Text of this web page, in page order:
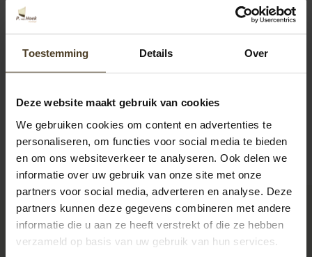
Toestemming Details Over
Deze website maakt gebruik van cookies
We gebruiken cookies om content en advertenties te
personaliseren, om functies voor social media te bieden
en om ons websiteverkeer te analyseren. Ook delen we
informatie over uw gebruik van onze site met onze
partners voor social media, adverteren en analyse. Deze
partners kunnen deze gegevens combineren met andere
informatie die u aan ze heeft verstrekt of die ze hebben
verzameld op basis van uw gebruik van hun services.
Planning was een uitdaging, uiteindelijk goed gekomen
9